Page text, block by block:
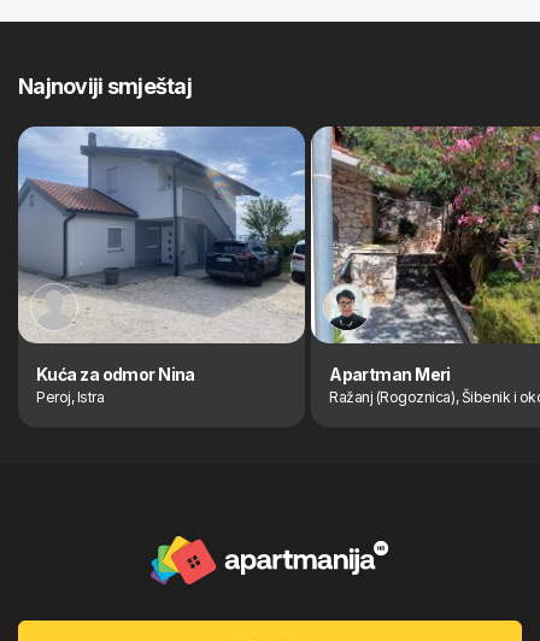
Najnoviji smještaj
Kuća za odmor Nina
Peroj, Istra
Apartman Meri
Ražanj (Rogoznica), Šibenik i